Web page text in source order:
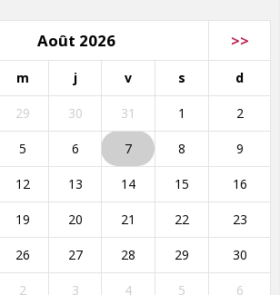
Août 2026 >>
m j v s d
29 30 31 1 2
5 6 7 8 9
12 13 14 15 16
19 20 21 22 23
26 27 28 29 30
2 3 4 5 6